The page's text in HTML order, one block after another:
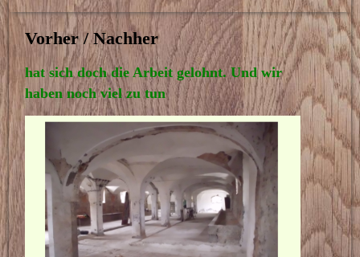
Vorher / Nachher
hat sich doch die Arbeit gelohnt. Und wir
haben noch viel zu tun